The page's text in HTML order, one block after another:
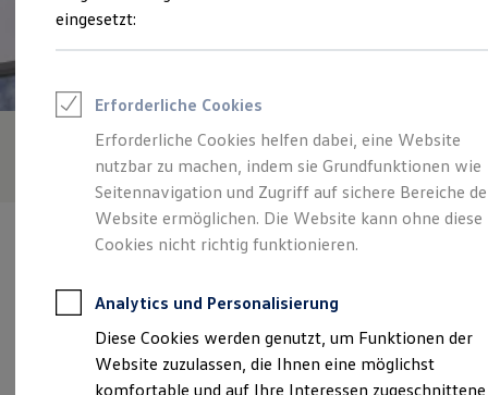
Service & mobile Werkstätten
Kühlfahrzeuge
ONE Business ID Vorteile
Fahrzeugsuche & Marktplatz
Fahrzeugsuche
Fahrzeuge online kaufen
Digitaler Marktplatz
Kauf & Finanzierung
Online-Fahrzeugbewertung
Aktionen & Angebote
Für Gewerbekunden
Profi Paket
TopDeal
Gebrauchtwagen
ProfiPartner für Gebrauchtwagen
Verantwortlich für die Inhalte auf dieser Seite ist die Hubert Vester
Impressum & Rechtliches )
eingesetzt:
Erforderliche Cookies
Erforderliche Cookies helfen dabei, eine Website
nutzbar zu machen, indem sie Grundfunktionen wie
Seitennavigation und Zugriff auf sichere Bereiche
Website ermöglichen. Die Website kann ohne diese
Cookies nicht richtig funktionieren.
Analytics und Personalisierung
Diese Cookies werden genutzt, um Funktionen der
Website zuzulassen, die Ihnen eine möglichst
komfortable und auf Ihre Interessen zugeschnittene